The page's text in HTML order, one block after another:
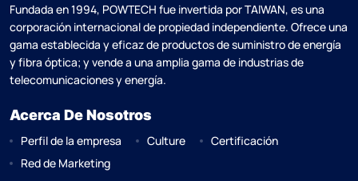
Fundada en 1994, POWTECH fue invertida por TAlWAN, es una
corporación internacional de propiedad independiente. Ofrece una
gama establecida y eficaz de productos de suministro de energía
y fibra óptica; y vende a una amplia gama de industrias de
telecomunicaciones y energía.
Acerca De Nosotros
Perfil de la empresa Culture
Certificación
Red de Marketing